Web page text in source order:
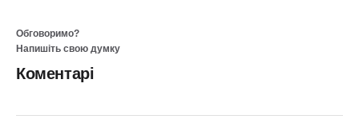
Обговоримо?
Напишіть свою думку
Коментарі